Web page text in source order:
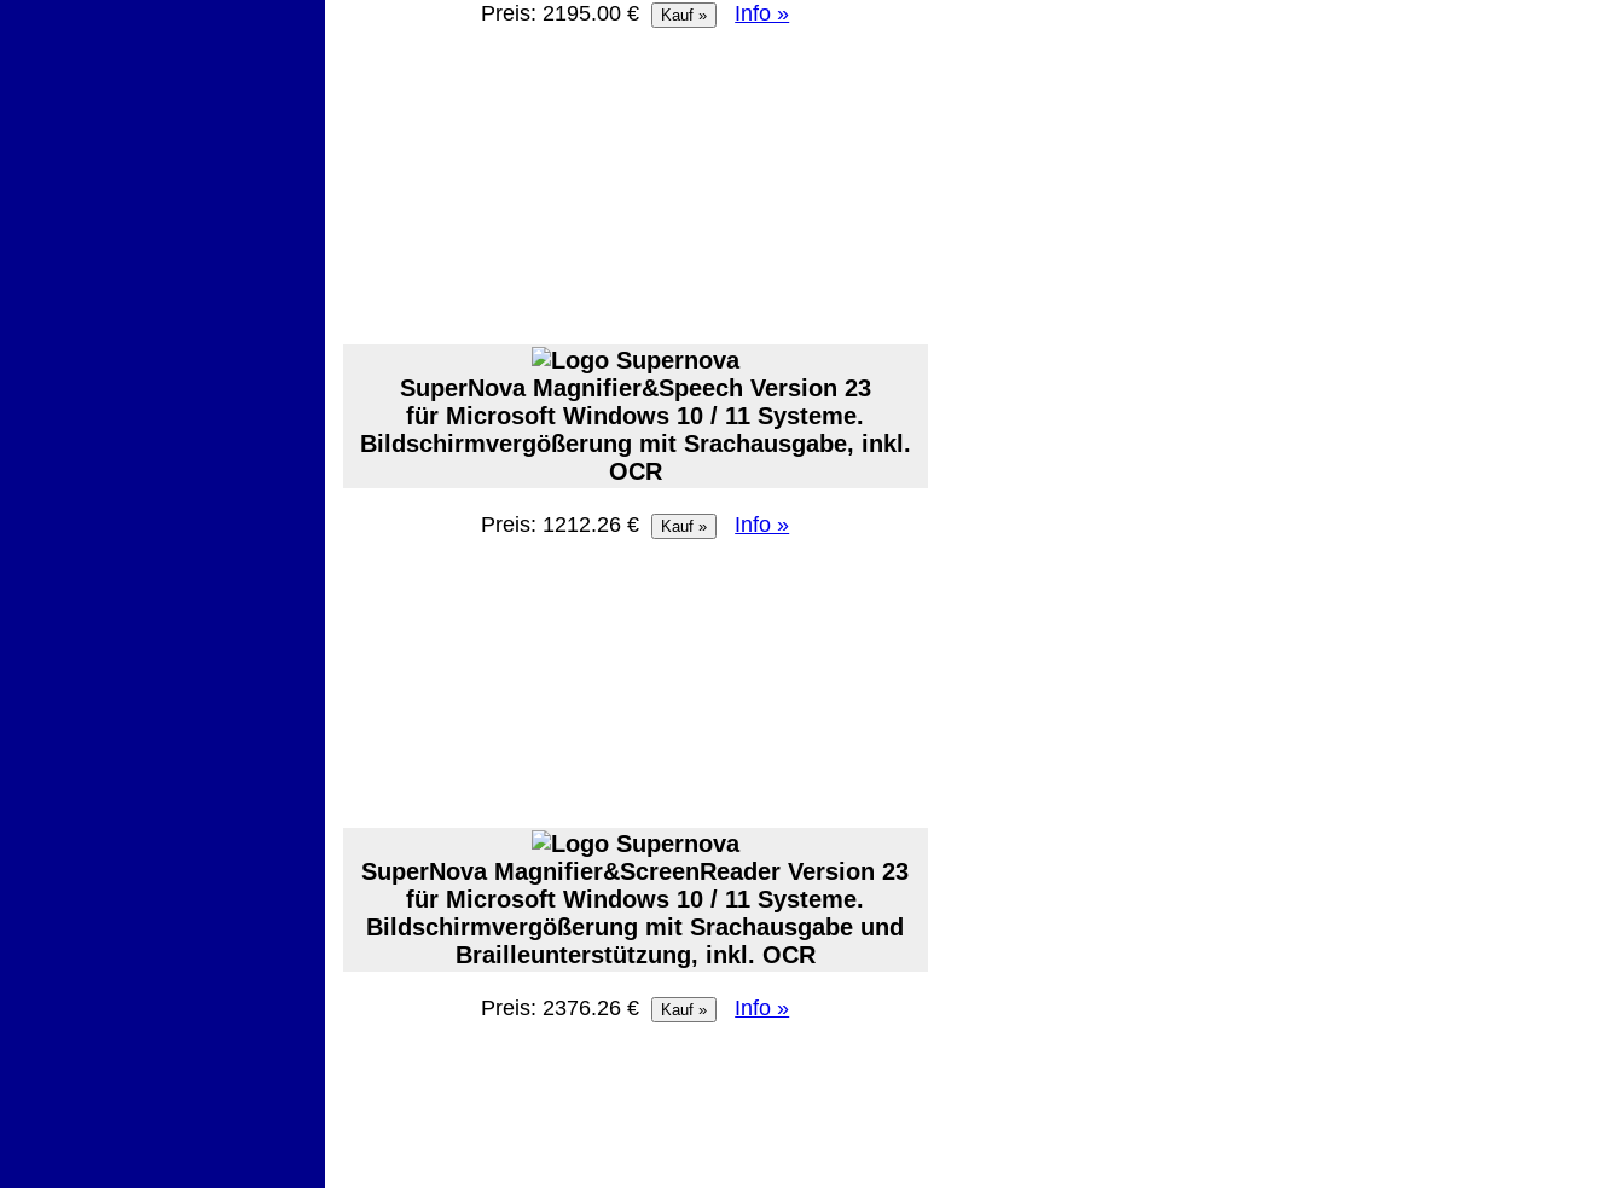
Preis: 2195.00 € Info »
SuperNova Magnifier&Speech Version 23
für Microsoft Windows 10 / 11 Systeme.
Bildschirmvergößerung mit Srachausgabe, inkl.
OCR
Preis: 1212.26 € Info »
SuperNova Magnifier&ScreenReader Version 23
für Microsoft Windows 10 / 11 Systeme.
Bildschirmvergößerung mit Srachausgabe und
Brailleunterstützung, inkl. OCR
Preis: 2376.26 € Info »